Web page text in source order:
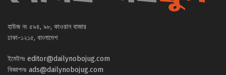
হাউজ নং ৫৯৪, ৯৮, কাওরান বাজার
ঢাকা-১২১৫, বাংলাদেশ
ইমেইলঃ editor@dailynobojug.com
বিজ্ঞাপনঃ ads@dailynobojug.com